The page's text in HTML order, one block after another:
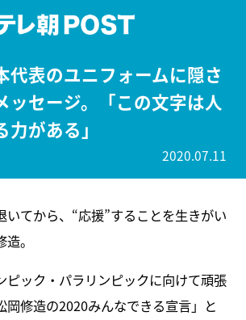
代表のユニフォームに隠さ
ッセージ。「この文字は人
がある」
2020.07.11
いてから、“応援”することを生きがい
。
ピック・パラリンピックに向けて頑張
岡修造の2020みんなできる宣言」と